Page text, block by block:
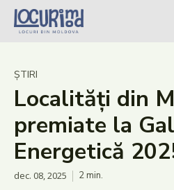
Caută în site...
Știri
Evenimente
Dezvoltare rurală
ȘTIRI
Localități din
premiate la
Energetică
dec. 08, 2025 2min.